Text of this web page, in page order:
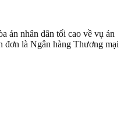
án nhân dân tối cao về vụ án
là Ngân hàng Thương mại